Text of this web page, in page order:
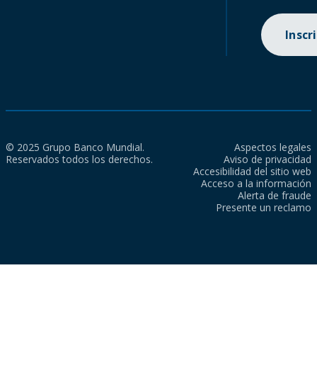
© 2025 Grupo Banco Mundial.
Reservados todos los derechos.
Aspectos legales
Aviso de privacidad
Accesibilidad del sitio web
Acceso a la información
Alerta de fraude
Presente un reclamo